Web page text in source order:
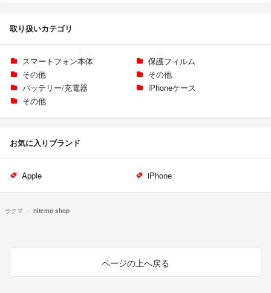
取り扱いカテゴリ
スマートフォン本体
保護フィルム
その他
その他
バッテリー/充電器
iPhoneケース
その他
お気に入りブランド
Apple iPhone
ラクマ nitemo shop
ページの上へ戻る